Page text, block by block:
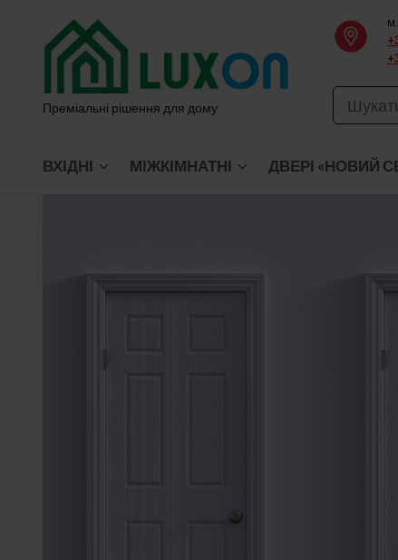
Преміальні рішення для дому
ВХІДНІ МІЖКІМНАТНІ ДВЕРІ «НОВИЙ